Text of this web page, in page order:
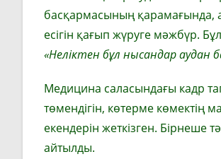
басқармасының қарамағында,
есігін қағып жүруге мәжбүр.
«Неліктен бұл нысандар аудан
Медицина саласындағы кадр
төмендігін, көтерме көмектің
екендерін жеткізген. Бірнеше
айтылды.